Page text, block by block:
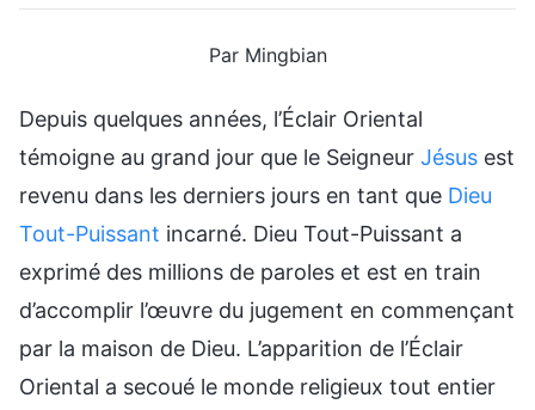
Par Mingbian
Depuis quelques années, l’Éclair Oriental
témoigne au grand jour que le Seigneur Jésus est
revenu dans les derniers jours en tant que Dieu
Tout-Puissant incarné. Dieu Tout-Puissant a
exprimé des millions de paroles et est en train
d’accomplir l’œuvre du jugement en commençant
par la maison de Dieu. L’apparition de l’Éclair
Oriental a secoué le monde religieux tout entier